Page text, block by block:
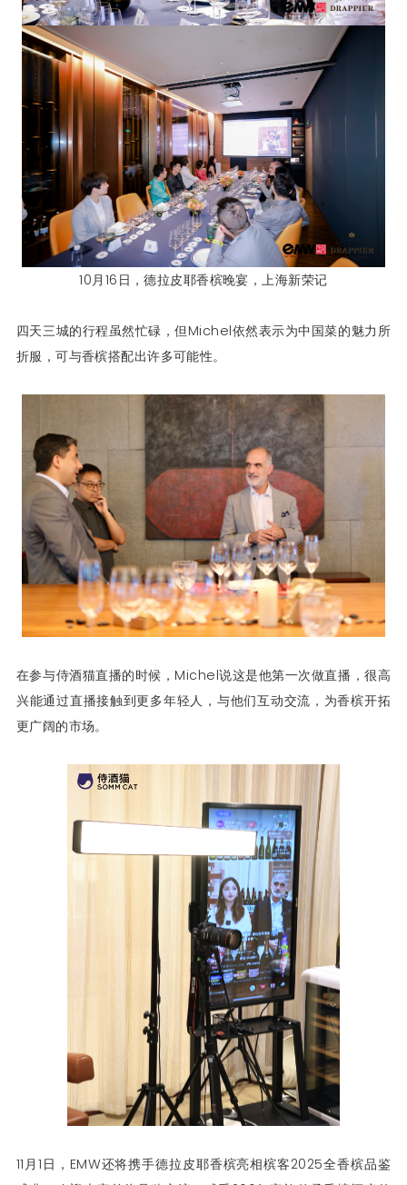
10月16日，德拉皮耶香槟晚宴，上海新荣记
四天三城的行程虽然忙碌，但Michel依然表示为中国菜的魅力所
折服，可与香槟搭配出许多可能性。
在参与侍酒猫直播的时候，Michel说这是他第一次做直播，很高
兴能通过直播接触到更多年轻人，与他们互动交流，为香槟开拓
更广阔的市场。
11月1日，EMW还将携手德拉皮耶香槟亮相槟客2025全香槟品鉴